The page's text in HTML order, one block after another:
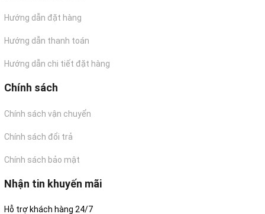
Hướng dẫn đặt hàng
Hướng dẫn thanh toán
Hướng dẫn chi tiết đặt hàng
Chính sách
Chính sách vận chuyển
Chính sách đổi trả
Chính sách bảo mật
Nhận tin khuyến mãi
Hỗ trợ khách hàng 24/7